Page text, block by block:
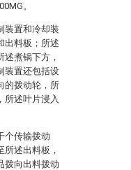
。
装置和冷却装
出料板；所述
煮锅下方，
装置还包括设
的拨动轮，所
所述叶片浸入
个传输拨动
述出料板，
拨向出料拨动